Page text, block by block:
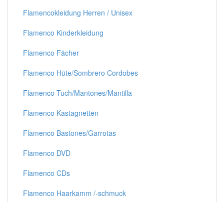
Flamencokleidung Herren / Unisex
Flamenco Kinderkleidung
Flamenco Fächer
Flamenco Hüte/Sombrero Cordobes
Flamenco Tuch/Mantones/Mantilla
Flamenco Kastagnetten
Flamenco Bastones/Garrotas
Flamenco DVD
Flamenco CDs
Flamenco Haarkamm /-schmuck